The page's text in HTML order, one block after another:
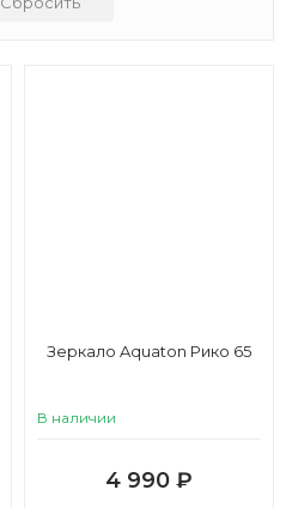
Зеркало Aquaton Рико 65
В наличии
4 990 ₽